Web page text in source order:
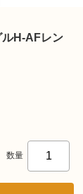
H-AFレン
数量